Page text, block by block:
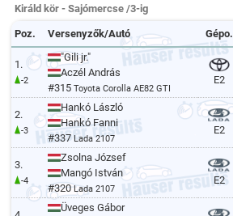
Királd kör - Sajómercse /3-ig
Poz. Versenyzők/Autó Gépo.
1.
-2
"Gili jr."
Aczél András
#315Toyota Corolla AE82 GTI
E2
2.
-3
Hankó László
Hankó Fanni
#337 Lada 2107
E2
3.
-4
Zsolna József
Mangó István
#320Lada 2107
E2
Üveges Gábor